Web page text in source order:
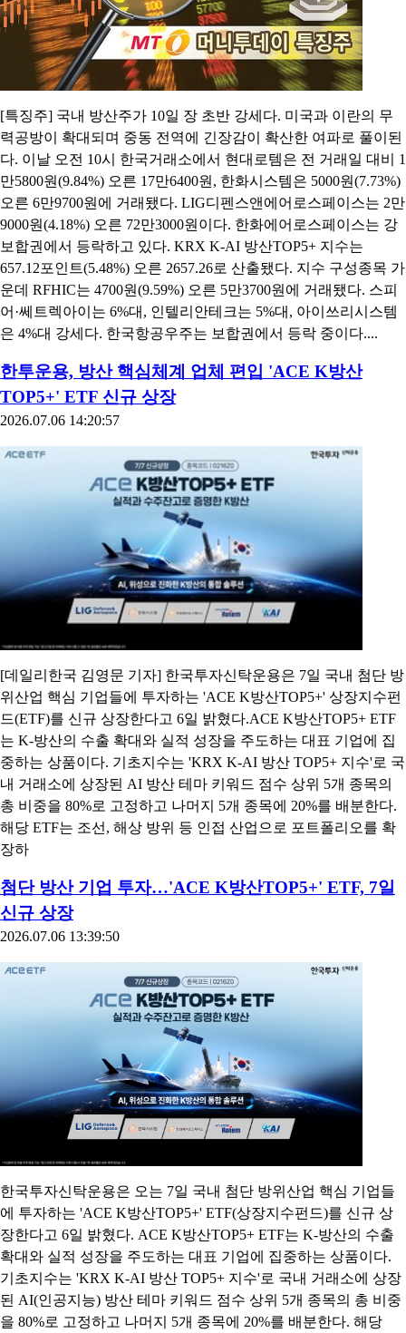
[특징주] 국내 방산주가 10일 장 초반 강세다. 미국과 이란의 무
력공방이 확대되며 중동 전역에 긴장감이 확산한 여파로 풀이된
다. 이날 오전 10시 한국거래소에서 현대로템은 전 거래일 대비 1
만5800원(9.84%) 오른 17만6400원, 한화시스템은 5000원(7.73%)
오른 6만9700원에 거래됐다. LIG디펜스앤에어로스페이스는 2만
9000원(4.18%) 오른 72만3000원이다. 한화에어로스페이스는 강
보합권에서 등락하고 있다. KRX K-AI 방산TOP5+ 지수는
657.12포인트(5.48%) 오른 2657.26로 산출됐다. 지수 구성종목 가
운데 RFHIC는 4700원(9.59%) 오른 5만3700원에 거래됐다. 스피
어·쎄트렉아이는 6%대, 인텔리안테크는 5%대, 아이쓰리시스템
은 4%대 강세다. 한국항공우주는 보합권에서 등락 중이다....
한투운용, 방산 핵심체계 업체 편입 'ACE K방산
TOP5+' ETF 신규 상장
2026.07.06 14:20:57
[데일리한국 김영문 기자] 한국투자신탁운용은 7일 국내 첨단 방
위산업 핵심 기업들에 투자하는 'ACE K방산TOP5+' 상장지수펀
드(ETF)를 신규 상장한다고 6일 밝혔다.ACE K방산TOP5+ ETF
는 K-방산의 수출 확대와 실적 성장을 주도하는 대표 기업에 집
중하는 상품이다. 기초지수는 'KRX K-AI 방산 TOP5+ 지수'로 국
내 거래소에 상장된 AI 방산 테마 키워드 점수 상위 5개 종목의
총 비중을 80%로 고정하고 나머지 5개 종목에 20%를 배분한다.
해당 ETF는 조선, 해상 방위 등 인접 산업으로 포트폴리오를 확
장하
첨단 방산 기업 투자…'ACE K방산TOP5+' ETF, 7일
신규 상장
2026.07.06 13:39:50
한국투자신탁운용은 오는 7일 국내 첨단 방위산업 핵심 기업들
에 투자하는 'ACE K방산TOP5+' ETF(상장지수펀드)를 신규 상
장한다고 6일 밝혔다. ACE K방산TOP5+ ETF는 K-방산의 수출
확대와 실적 성장을 주도하는 대표 기업에 집중하는 상품이다.
기초지수는 'KRX K-AI 방산 TOP5+ 지수'로 국내 거래소에 상장
된 AI(인공지능) 방산 테마 키워드 점수 상위 5개 종목의 총 비중
을 80%로 고정하고 나머지 5개 종목에 20%를 배분한다. 해당